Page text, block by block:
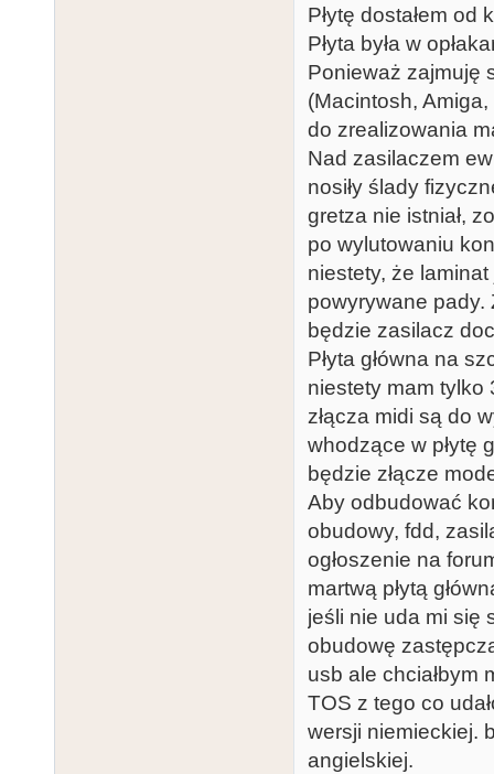
Płytę dostałem od
Płyta była w
Ponieważ zajmuję
(Macintosh,
do zrealizowania
Nad zasilaczem
nosiły ślady
gretza nie istniał,
po wylutowaniu
niestety, że
powyrywane pady.
będzie zasilacz
Płyta główna na
niestety mam tylko
złącza midi są do
whodzące w płytę
będzie złącze
Aby odbudować
obudowy, fdd,
ogłoszenie na
martwą płytą
jeśli nie uda mi się
obudowę
usb ale chciałbym
TOS z tego co
wersji niemieckiej.
angielskiej.